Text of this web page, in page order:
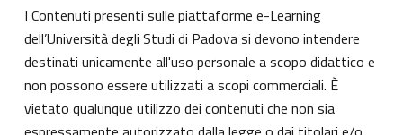
I Contenuti presenti sulle piattaforme e-Learning
dell’Università degli Studi di Padova si devono intendere
destinati unicamente all'uso personale a scopo didattico e
non possono essere utilizzati a scopi commerciali. È
vietato qualunque utilizzo dei contenuti che non sia